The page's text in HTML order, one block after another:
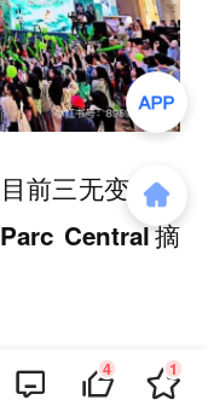
前三无变动，
Central摘
物咖啡节，新
店广州首店、
4 1